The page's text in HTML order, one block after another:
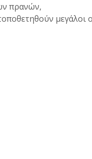
πρανών,
μεγάλοι